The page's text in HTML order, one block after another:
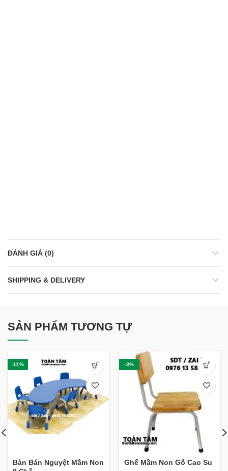
ĐÁNH GIÁ (0)
SHIPPING & DELIVERY
SẢN PHẨM TƯƠNG TỰ
-11%
Bàn Bán Nguyệt Mầm Non
-3%
Ghế Mầm Non Gỗ Cao Su